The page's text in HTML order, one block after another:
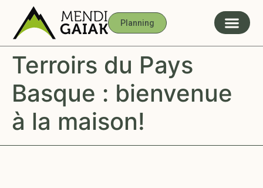
Planning
Terroirs du Pays
Basque : bienvenue
à la maison!